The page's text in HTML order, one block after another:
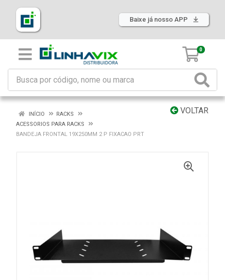
Baixe já nosso APP
0
VOLTAR
INÍCIO
RACKS
ACESSORIOS PARA RACKS
BANDEJA FRONTAL 19X250MM 2 P FIXACAO PRT